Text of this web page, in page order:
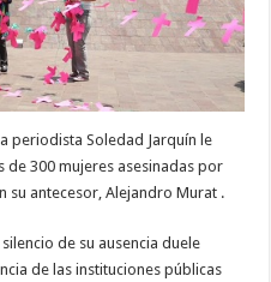
periodista Soledad Jarquín le
de 300 mujeres asesinadas por
su antecesor, Alejandro Murat .
de su ausencia duele
de las instituciones públicas